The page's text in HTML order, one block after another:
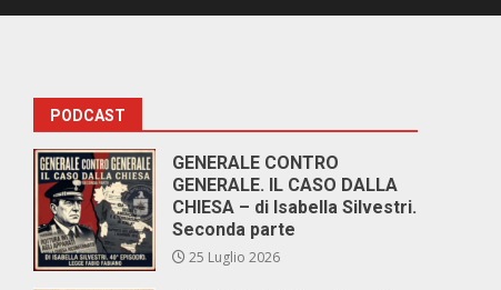
PODCAST
GENERALE CONTRO
GENERALE. IL CASO DALLA
CHIESA – di Isabella Silvestri.
Seconda parte
25 Luglio 2026